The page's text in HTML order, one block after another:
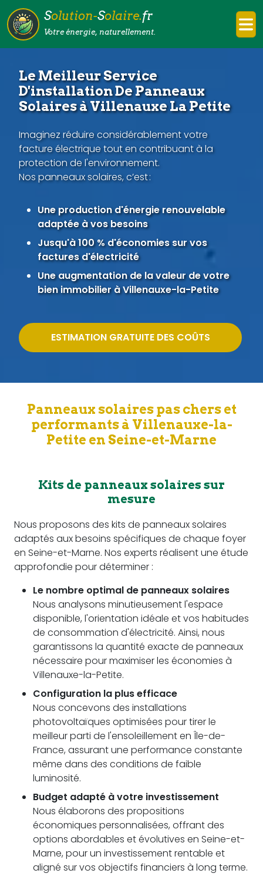
Solution-Solaire.fr
Votre énergie, naturellement.
Le Meilleur Service
D'installation De Panneaux
Solaires à Villenauxe La Petite
Imaginez réduire considérablement votre
facture électrique tout en contribuant à la
protection de l'environnement.
Nos panneaux solaires, c’est :
Une production d'énergie renouvelable
adaptée à vos besoins
Jusqu'à 100 % d'économies sur vos
factures d'électricité
Une augmentation de la valeur de votre
bien immobilier à Villenauxe-la-Petite
ESTIMATION GRATUITE DES COÛTS
Panneaux solaires pas chers et
performants à Villenauxe-la-
Petite en Seine-et-Marne
Kits de panneaux solaires sur
mesure
Nous proposons des kits de panneaux solaires
adaptés aux besoins spécifiques de chaque foyer
en Seine-et-Marne. Nos experts réalisent une étude
approfondie pour déterminer :
Le nombre optimal de panneaux solaires
Nous analysons minutieusement l'espace
disponible, l'orientation idéale et vos habitudes
de consommation d'électricité. Ainsi, nous
garantissons la quantité exacte de panneaux
nécessaire pour maximiser les économies à
Villenauxe-la-Petite.
Configuration la plus efficace
Nous concevons des installations
photovoltaïques optimisées pour tirer le
meilleur parti de l'ensoleillement en Île-de-
France, assurant une performance constante
même dans des conditions de faible
luminosité.
Budget adapté à votre investissement
Nous élaborons des propositions
économiques personnalisées, offrant des
options abordables et évolutives en Seine-et-
Marne, pour un investissement rentable et
aligné sur vos objectifs financiers à long terme.